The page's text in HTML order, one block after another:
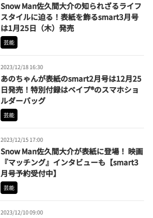
Snow Man佐久間大介の知られざるライフ
スタイルに迫る！表紙を飾るsmart3月号
は1月25日（木）発売
芸能
2023/12/18 16:30
あのちゃんが表紙のsmart2月号は12月25
日発売！特別付録はベイプ®のスマホショ
ルダーバッグ
芸能
2023/12/15 17:00
Snow Man佐久間大介が表紙に登場！ 映画
『マッチング』インタビューも【smart3
月号予約受付中】
芸能
2023/12/10 09:00